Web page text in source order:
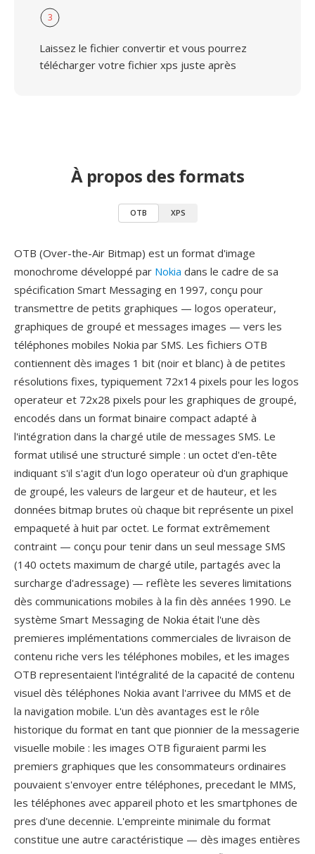
3
Laissez le fichier convertir et vous pourrez
télécharger votre fichier xps juste après
À propos des formats
OTB XPS
OTB (Over-the-Air Bitmap) est un format d'image
monochrome développé par Nokia dans le cadre de sa
spécification Smart Messaging en 1997, conçu pour
transmettre de petits graphiques — logos operateur,
graphiques de groupé et messages images — vers les
téléphones mobiles Nokia par SMS. Les fichiers OTB
contiennent dès images 1 bit (noir et blanc) à de petites
résolutions fixes, typiquement 72x14 pixels pour les logos
operateur et 72x28 pixels pour les graphiques de groupé,
encodés dans un format binaire compact adapté à
l'intégration dans la chargé utile de messages SMS. Le
format utilisé une structuré simple : un octet d'en-tête
indiquant s'il s'agit d'un logo operateur où d'un graphique
de groupé, les valeurs de largeur et de hauteur, et les
données bitmap brutes où chaque bit représente un pixel
empaqueté à huit par octet. Le format extrêmement
contraint — conçu pour tenir dans un seul message SMS
(140 octets maximum de chargé utile, partagés avec la
surcharge d'adressage) — reflète les severes limitations
dès communications mobiles à la fin dès années 1990. Le
système Smart Messaging de Nokia était l'une dès
premieres implémentations commerciales de livraison de
contenu riche vers les téléphones mobiles, et les images
OTB representaient l'intégralité de la capacité de contenu
visuel dès téléphones Nokia avant l'arrivee du MMS et de
la navigation mobile. L'un dès avantages est le rôle
historique du format en tant que pionnier de la messagerie
visuelle mobile : les images OTB figuraient parmi les
premiers graphiques que les consommateurs ordinaires
pouvaient s'envoyer entre téléphones, precedant le MMS,
les téléphones avec appareil photo et les smartphones de
pres d'une decennie. L'empreinte minimale du format
constitue une autre caractéristique — dès images entières